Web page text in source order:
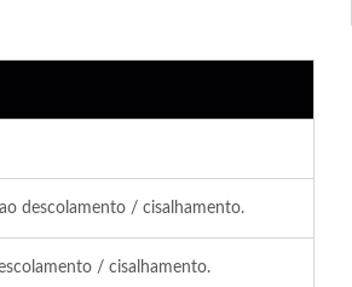
descolamento / cisalhamento.
/ cisalhamento.